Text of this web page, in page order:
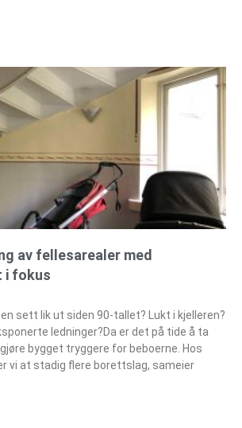
av fellesarealer med
i fokus
sett lik ut siden 90-tallet? Lukt i kjelleren?
ledninger?Da er det på tide å ta
bygget tryggere for beboerne. Hos
vi at stadig flere borettslag, sameier